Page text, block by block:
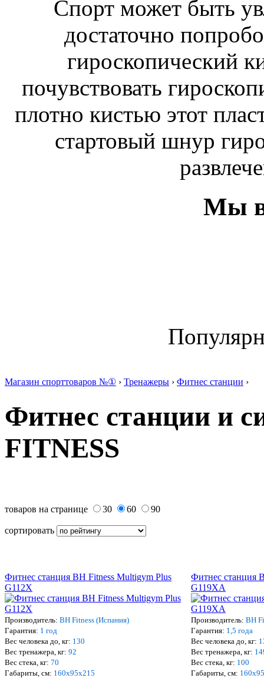
Спорт может быть
достаточно
гироскопический
почувствовать
плотно кистью этот
стартовый шнур
Мы в
Магазин спорттоваров №① › Тренажеры › Фитнес станции ›
Фитнес станции и
FITNESS
товаров на странице 30 60 90
сортировать
Фитнес станция BH Fitness Multigym Plus
G112X
Производитель: BH Fitness (Испания)
Гарантия: 1 год
Вес человека до, кг: 130
Вес тренажера, кг: 92
Вес стека, кг: 70
Габариты, см: 160х95х215
Фитнес станция
G119XA
Производитель: BH
Гарантия: 1,5 года
Вес человека до, кг:
Вес тренажера, кг:
Вес стека, кг: 100
Габариты, см: